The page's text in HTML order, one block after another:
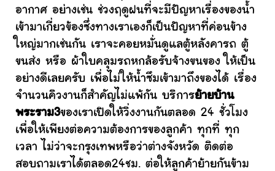
อากาศ อย่างเช่น ช่วงฤดูฝนที่จะมีปัญหาเรื่องของน้ำ
เข้ามาเกี่ยวข้องซึ่งทางเราเองก็เป็นปัญหาที่ค่อนข้าง
ใหญ่มากเช่นกัน เราจะคอยหมั่นดูแลตู้หลังคารถ ตู้
ขนส่ง หรือ ผ้าใบคลุมรถหกล้อรับจ้างขนของ ให้เป็น
อย่างดีเลยครับ เพื่อไม่ให้น้ำซึมเข้ามาถึงของได้ เรื่อง
จำนวนคิวงานก็สำคัญไม่แพ้กัน บริการย้ายบ้าน
พระราม3ของเราเปิดให้วิ่งงานกันตลอด 24 ชั่วโมง
เพื่อให้เพียงต่อความต้องการของลูกค้า ทุกที่ ทุก
เวลา ไม่ว่าจะกรุงเทพหรือว่าต่างจังหวัด ติดต่อ
สอบถามเราได้ตลอด24ชม. ต่อให้ลูกค้าย้ายกันข้าม